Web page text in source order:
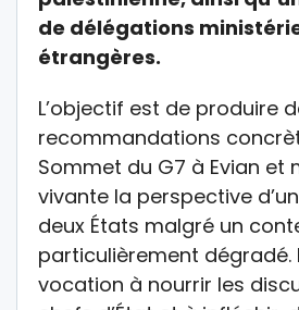
de délégations
étrangères.
L’objectif est de produire
recommandations
Sommet du G7 à Evian et
vivante la perspective
deux États malgré un
particulièrement dégradé.
vocation à nourrir les